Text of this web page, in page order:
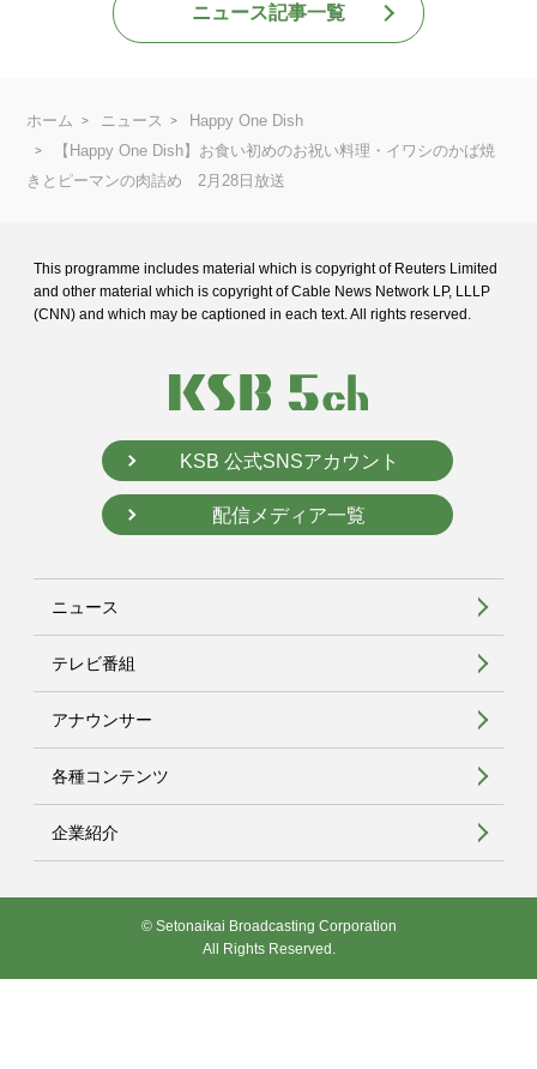
ニュース記事一覧
ホーム ニュース
Happy One Dish
【Happy One Dish】お食い初めのお祝い料理・イワシのかば焼
きとピーマンの肉詰め 2月28日放送
This programme includes material which is copyright of Reuters Limited
and other material which is copyright of Cable News Network LP, LLLP
(CNN) and which may be captioned in each text. All rights reserved.
KSB 公式SNSアカウント
配信メディア一覧
ニュース
テレビ番組
アナウンサー
各種コンテンツ
企業紹介
© Setonaikai Broadcasting Corporation
All Rights Reserved.